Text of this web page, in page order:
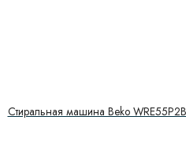
Стиральная машина Beko